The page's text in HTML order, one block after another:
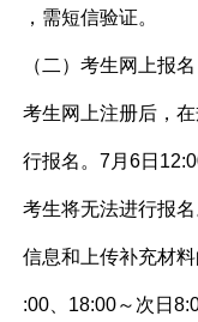
，需短信验证。
（二）考生网上报
考生网上注册后，
行报名。7月6日
考生将无法进行报
信息和上传补充材
:00、18:00～次日